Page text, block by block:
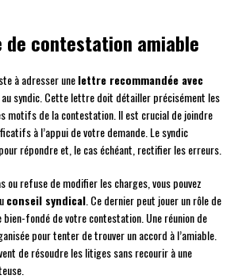
de contestation amiable
à adresser unelettre recommandée avec
au syndic. Cette lettre doit détailler précisément les
motifs de la contestation. Il est crucial de joindre
à l’appui de votre demande. Le syndic
répondre et, le cas échéant, rectifier les erreurs.
ou refuse de modifier les charges, vous pouvez
conseil syndical . Ce dernier peut jouer un rôle de
fondé de votre contestation. Une réunion de
pour tenter de trouver un accord à l’amiable.
de résoudre les litiges sans recourir à une